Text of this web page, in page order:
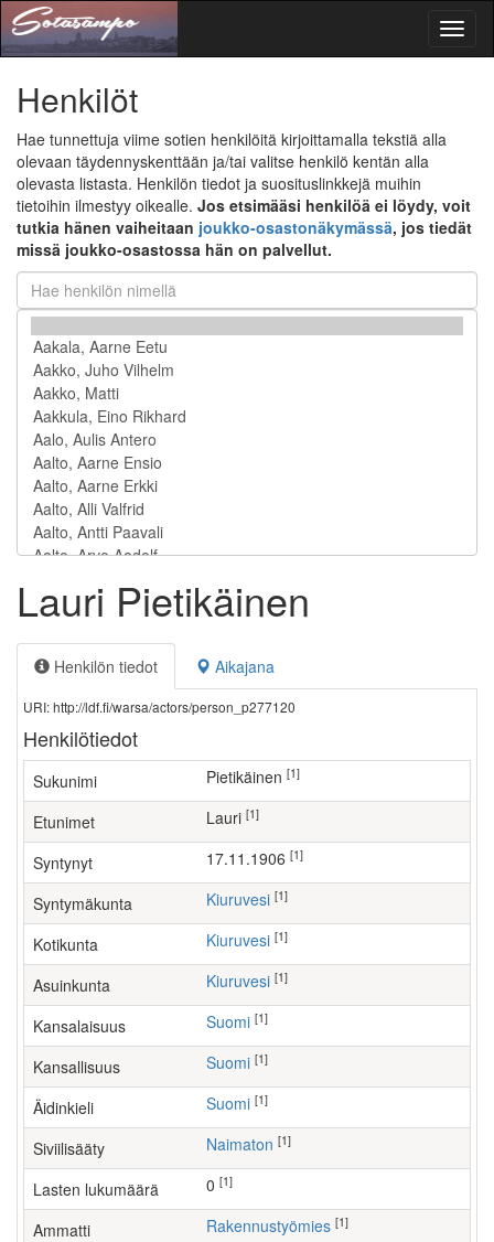
Henkilöt
Hae tunnettuja viime sotien henkilöitä kirjoittamalla tekstiä alla
olevaan täydennyskenttään ja/tai valitse henkilö kentän alla
olevasta listasta. Henkilön tiedot ja suosituslinkkejä muihin
tietoihin ilmestyy oikealle. Jos etsimääsi henkilöä ei löydy, voit
tutkia hänen vaiheitaan joukko-osastonäkymässä, jos tiedät
missä joukko-osastossa hän on palvellut.
Lauri Pietikäinen
Henkilön tiedot Aikajana
URI: http://ldf.fi/warsa/actors/person_p277120
Henkilötiedot
Sukunimi Pietikäinen [1]
Etunimet Lauri [1]
Syntynyt 17.11.1906 [1]
Syntymäkunta Kiuruvesi [1]
Kotikunta Kiuruvesi [1]
Asuinkunta Kiuruvesi [1]
Kansalaisuus Suomi [1]
Kansallisuus Suomi [1]
Äidinkieli Suomi [1]
Siviilisääty Naimaton [1]
Lasten lukumäärä [1]
Ammatti rakennustyömies [1]